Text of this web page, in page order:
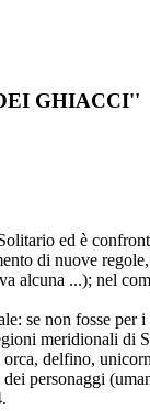
GHIACCI''
ed è
di nuove
alcuna ...); nel
se non fosse
meridionali di
delfino,
personaggi